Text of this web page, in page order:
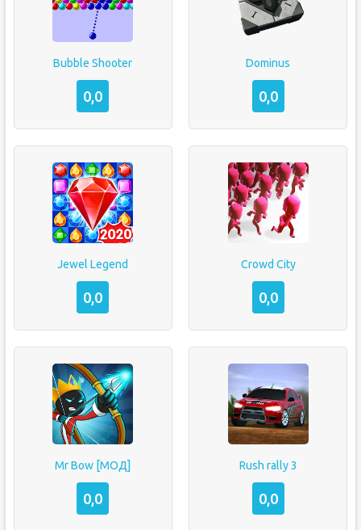
Bubble Shooter
0,0
Dominus
0,0
Jewel Legend
0,0
Crowd City
0,0
Mr Bow [МОД]
0,0
Rush rally 3
0,0